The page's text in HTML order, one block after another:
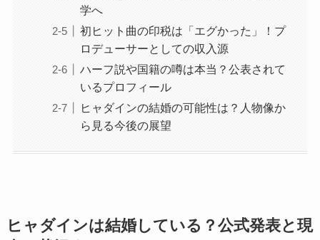
学へ
初ヒット曲の印税は「エグかった」！プ
ロデューサーとしての収入源
ハーフ説や国籍の噂は本当？公表されて
いるプロフィール
ヒャダインの結婚の可能性は？人物像か
ら見る今後の展望
ヒャダインは結婚している？公式発表と現